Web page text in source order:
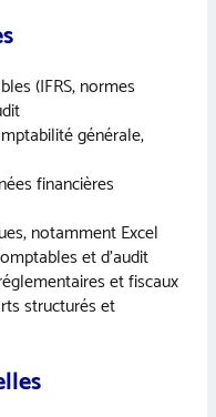
(IFRS, normes
générale,
financières
notamment Excel
et d’audit
et fiscaux
structurés et